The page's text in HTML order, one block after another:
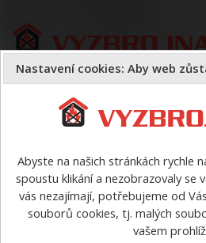
a majetek druhých.
Dárky a doplňky Ostatní>
ROSENBAUER/VÝZBROJNA
Abyste na našich stránkách rychle
spoustu klikání a nezobrazovaly se
vás nezajímají, potřebujeme od
souborů cookies, tj. malých
vašem